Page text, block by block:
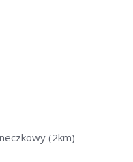
(2km)